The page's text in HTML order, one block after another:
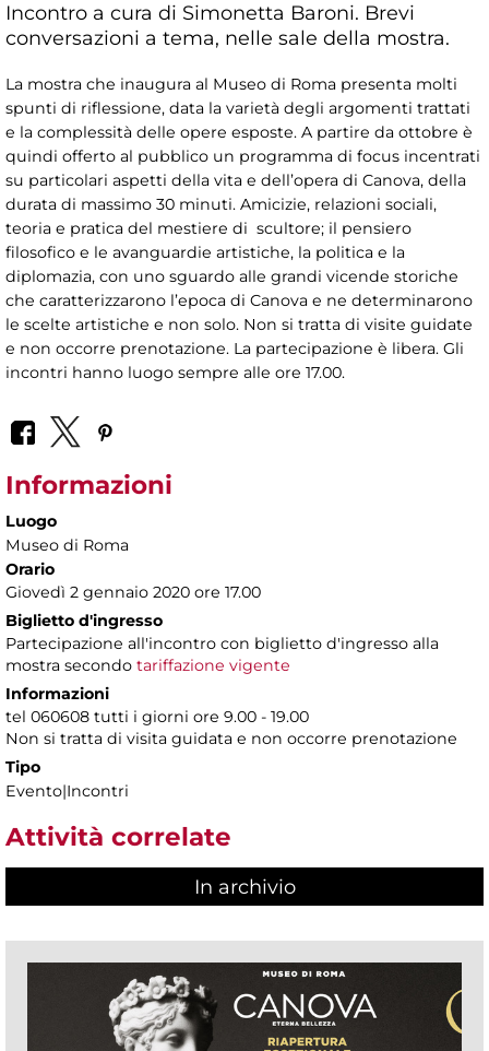
Incontro a cura di Simonetta Baroni. Brevi
conversazioni a tema, nelle sale della mostra.
La mostra che inaugura al Museo di Roma presenta molti
spunti di riflessione, data la varietà degli argomenti trattati
e la complessità delle opere esposte. A partire da ottobre è
quindi offerto al pubblico un programma di focus incentrati
su particolari aspetti della vita e dell’opera di Canova, della
durata di massimo 30 minuti. Amicizie, relazioni sociali,
teoria e pratica del mestiere di scultore; il pensiero
filosofico e le avanguardie artistiche, la politica e la
diplomazia, con uno sguardo alle grandi vicende storiche
che caratterizzarono l’epoca di Canova e ne determinarono
le scelte artistiche e non solo. Non si tratta di visite guidate
e non occorre prenotazione. La partecipazione è libera. Gli
incontri hanno luogo sempre alle ore 17.00.
Informazioni
Luogo
Museo di Roma
Orario
Giovedì 2 gennaio 2020 ore 17.00
Biglietto d'ingresso
Partecipazione all'incontro con biglietto d'ingresso alla
mostra secondo tariffazione vigente
Informazioni
tel 060608 tutti i giorni ore 9.00 - 19.00
Non si tratta di visita guidata e non occorre prenotazione
Tipo
Evento|Incontri
Attività correlate
In archivio